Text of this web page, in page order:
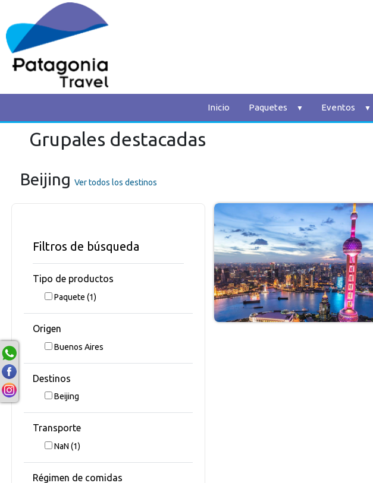
Inicio Paquetes Eventos
Grupales destacadas
Beijing Ver todos los destinos
Filtros de búsqueda
Tipo de productos
Paquete(1)
Origen
Buenos Aires
Destinos
Beijing
Transporte
NaN(1)
Régimen de comidas